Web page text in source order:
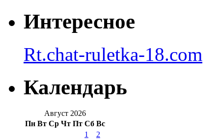
Интересное
Rt.chat-ruletka-18.com
Календарь
Август 2026
Пн Вт Ср Чт Пт Сб Вс
1
2